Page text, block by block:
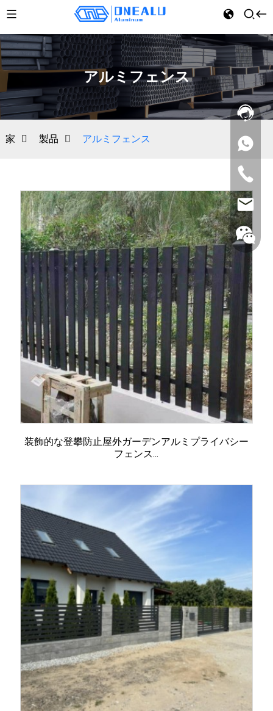
アルミフェンス
家 製品 アルミフェンス
装飾的な登攀防止屋外ガーデンアルミプライバシー
フェンス...